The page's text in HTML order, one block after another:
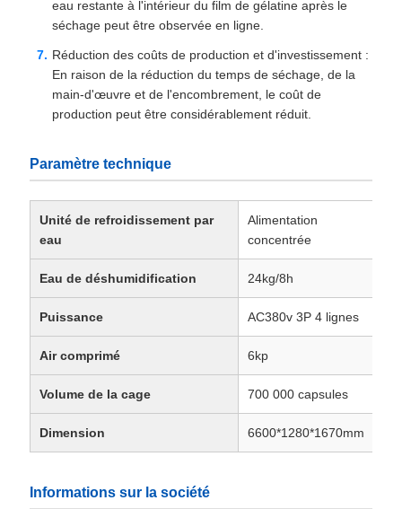
eau restante à l'intérieur du film de gélatine après le
séchage peut être observée en ligne.
Réduction des coûts de production et d'investissement :
En raison de la réduction du temps de séchage, de la
main-d'œuvre et de l'encombrement, le coût de
production peut être considérablement réduit.
Paramètre technique
Unité de refroidissement par
eau
Alimentation
concentrée
Eau de déshumidification 24kg/8h
Puissance AC380v 3P 4 lignes
Air comprimé 6kp
Volume de la cage 700 000 capsules
Dimension 6600*1280*1670mm
Informations sur la société